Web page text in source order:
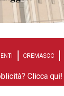
CREMASCO
Clicca qui!